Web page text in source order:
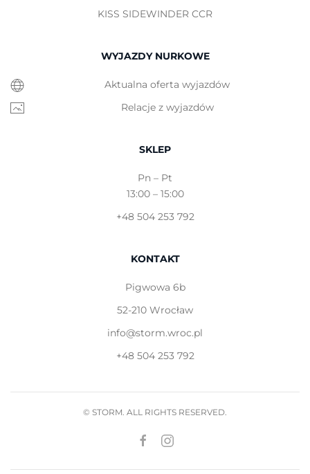
KISS SIDEWINDER CCR
WYJAZDY NURKOWE
Aktualna oferta wyjazdów
Relacje z wyjazdów
SKLEP
Pn – Pt
13:00 – 15:00
+48 504 253 792
KONTAKT
Pigwowa 6b
52-210 Wrocław
info@storm.wroc.pl
+48 504 253 792
© STORM. ALL RIGHTS RESERVED.